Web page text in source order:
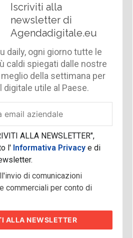
Iscriviti alla
newsletter di
Agendadigitale.eu
daily, ogni giorno tutte le
caldi spiegati dalle nostre
della settimana per
digitale utile al Paese.
ALLA NEWSLETTER",
l'Informativa Privacy e di
di comunicazioni
commerciali per conto di
ALLA NEWSLETTER